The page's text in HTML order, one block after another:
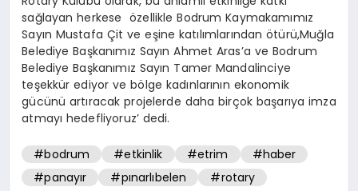
sağlayan herkese özellikle Bodrum Kaymakamımız
Sayın Mustafa Çit ve eşine katılımlarından ötürü,Muğla
Belediye Başkanımız Sayın Ahmet Aras’a ve Bodrum
Belediye Başkanımız Sayın Tamer Mandalinciye
teşekkür ediyor ve bölge kadınlarının ekonomik
gücünü artıracak projelerde daha birçok başarıya imza
atmayı hedefliyoruz’ dedi.
#bodrum #etkinlik #etrim
#haber
#panayır
#pınarlıbelen #rotary